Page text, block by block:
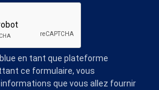
en tant que plateforme
ce formulaire, vous
que vous allez fournir